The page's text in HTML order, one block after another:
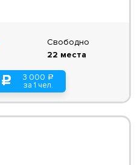
c 3 000 a
за 1 чел.
Свободно
22 места